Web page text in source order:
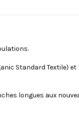
Standard Textile)
longues aux